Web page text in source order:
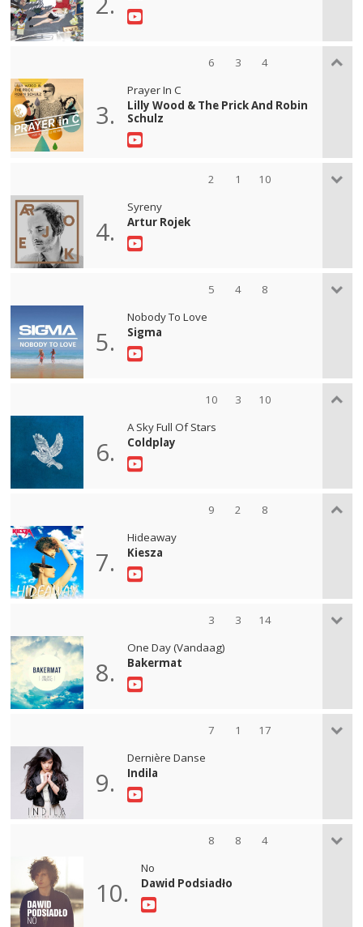
6 3 4
3.
Prayer In C
Lilly Wood & The Prick And Robin
Schulz
2 1 10
4.
Syreny
Artur Rojek
5 4 8
5.
Nobody To Love
Sigma
10 3 10
6.
A Sky Full Of Stars
Coldplay
9 2 8
7.
Hideaway
Kiesza
3 3 14
8.
One Day (Vandaag)
Bakermat
7 1 17
9.
Dernière Danse
Indila
8 8 4
10.
No
Dawid Podsiadło